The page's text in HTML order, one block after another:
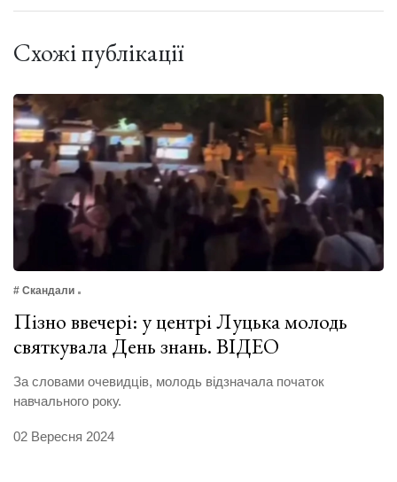
Схожі публікації
# Скандали
Пізно ввечері: у центрі Луцька молодь
святкувала День знань. ВІДЕО
За словами очевидців, молодь відзначала початок
навчального року.
02 Вересня 2024